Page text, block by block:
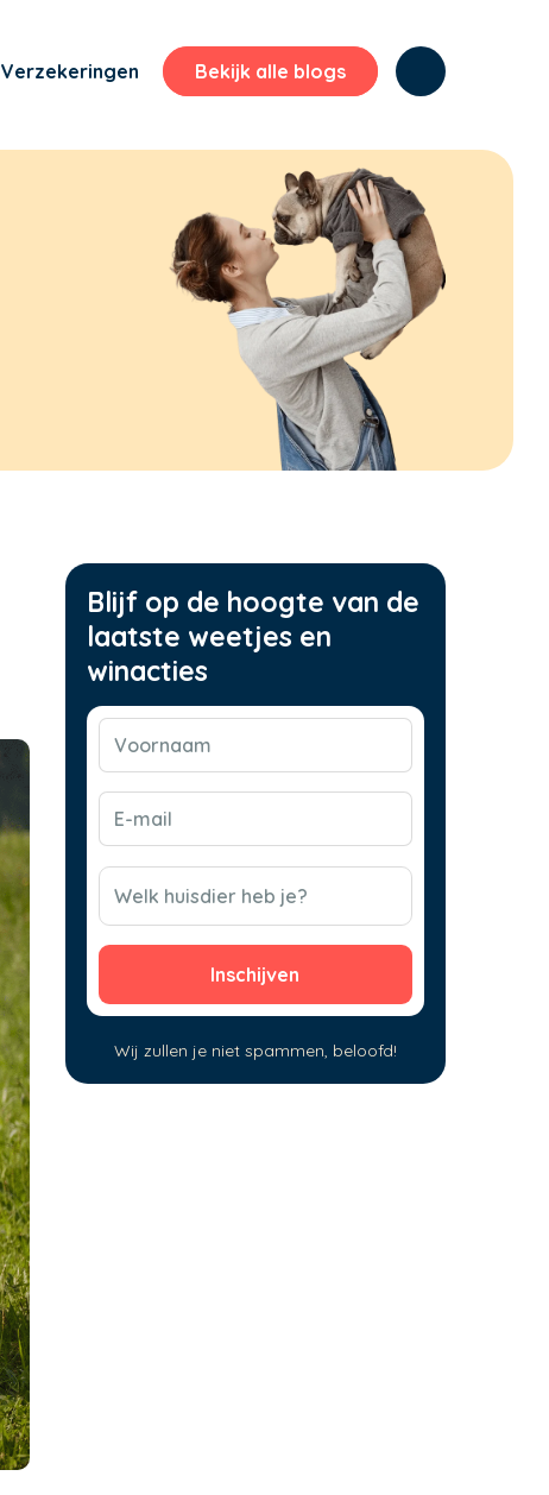
Verzekeringen Bekijk alle blogs
Blijf op de hoogte van de
laatste weetjes en
winacties
Voornaam
E-
mail
CAPTCHA
Welk huisdier heb je?
Wij zullen je niet spammen, beloofd!